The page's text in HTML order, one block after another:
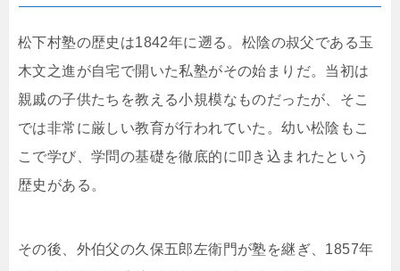
松下村塾の歴史は1842年に遡る。松陰の叔父である玉
木文之進が自宅で開いた私塾がその始まりだ。当初は
親戚の子供たちを教える小規模なものだったが、そこ
では非常に厳しい教育が行われていた。幼い松陰もこ
こで学び、学問の基礎を徹底的に叩き込まれたという
歴史がある。
その後、外伯父の久保五郎左衛門が塾を継ぎ、1857年